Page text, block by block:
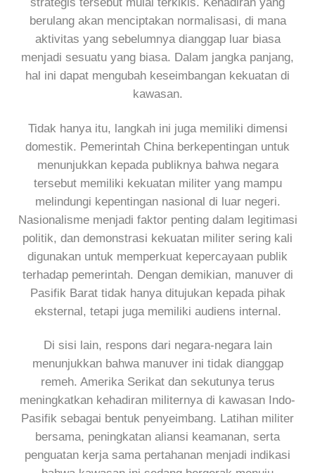
strategis tersebut mulai terkikis. Kehadiran yang
berulang akan menciptakan normalisasi, di mana
aktivitas yang sebelumnya dianggap luar biasa
menjadi sesuatu yang biasa. Dalam jangka panjang,
hal ini dapat mengubah keseimbangan kekuatan di
kawasan.
Tidak hanya itu, langkah ini juga memiliki dimensi
domestik. Pemerintah China berkepentingan untuk
menunjukkan kepada publiknya bahwa negara
tersebut memiliki kekuatan militer yang mampu
melindungi kepentingan nasional di luar negeri.
Nasionalisme menjadi faktor penting dalam legitimasi
politik, dan demonstrasi kekuatan militer sering kali
digunakan untuk memperkuat kepercayaan publik
terhadap pemerintah. Dengan demikian, manuver di
Pasifik Barat tidak hanya ditujukan kepada pihak
eksternal, tetapi juga memiliki audiens internal.
Di sisi lain, respons dari negara-negara lain
menunjukkan bahwa manuver ini tidak dianggap
remeh. Amerika Serikat dan sekutunya terus
meningkatkan kehadiran militernya di kawasan Indo-
Pasifik sebagai bentuk penyeimbang. Latihan militer
bersama, peningkatan aliansi keamanan, serta
penguatan kerja sama pertahanan menjadi indikasi